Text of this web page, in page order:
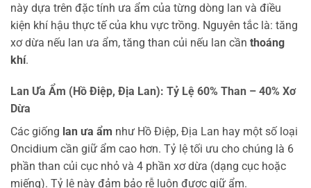
này dựa trên đặc tính ưa ẩm của từng dòng lan và điều
kiện khí hậu thực tế của khu vực trồng. Nguyên tắc là: tăng
xơ dừa nếu lan ưa ẩm, tăng than củi nếu lan cần thoáng
khí.
Lan Ưa Ẩm (Hồ Điệp, Địa Lan): Tỷ Lệ 60% Than – 40% Xơ
Dừa
Các giống lan ưa ẩm như Hồ Điệp, Địa Lan hay một số loại
Oncidium cần giữ ẩm cao hơn. Tỷ lệ tối ưu cho chúng là 6
phần than củi cục nhỏ và 4 phần xơ dừa (dạng cục hoặc
miếng). Tỷ lệ này đảm bảo rễ luôn được giữ ẩm.